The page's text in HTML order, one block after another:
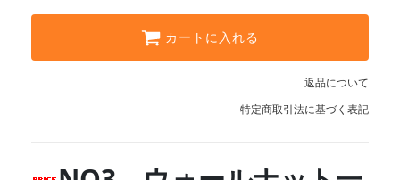
カートに入れる
返品について
特定商取引法に基づく表記